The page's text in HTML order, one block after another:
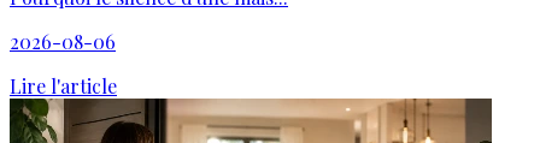
2026-08-06
Lire l'article